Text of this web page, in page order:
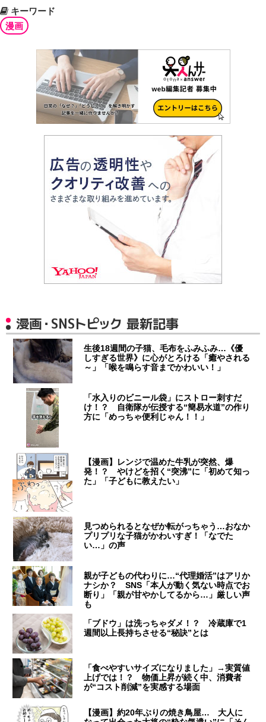
キーワード
漫画
漫画・SNSトピック 最新記事
生後18週間の子猫、毛布をふみふみ…《優
しすぎる世界》に心がとろける「癒やされる
～」「喉を鳴らす音までかわいい！」
「水入りのビニール袋」にストロー刺すだ
け！？ 自衛隊が伝授する“簡易水道”の作り
方に「めっちゃ便利じゃん！！」
【漫画】レンジで温めた牛乳が突然、爆
発！？ やけどを招く“突沸”に「初めて知っ
た」「子どもに教えたい」
見つめられるとなぜか転がっちゃう…おなか
プリプリな子猫がかわいすぎ！「なでた
い…」の声
親が子どもの代わりに…“代理婚活”はアリか
ナシか？ SNS「本人が動く気ない時点でお
断り」「親が甘やかしてるから…」厳しい声
も
「ブドウ」は洗っちゃダメ！？ 冷蔵庫で1
週間以上長持ちさせる“秘訣”とは
「食べやすいサイズになりました」→実質値
上げでは！？ 物価上昇が続く中、消費者
が“コスト削減”を実感する場面
【漫画】約20年ぶりの焼き鳥屋… 大人に